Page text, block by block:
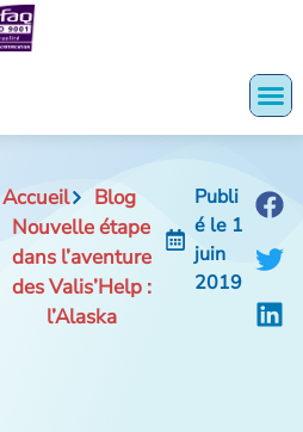
Accueil
Blog
Nouvelle étape
dans l’aventure
des Valis’Help :
l’Alaska
Publi
é le 1
juin
2019